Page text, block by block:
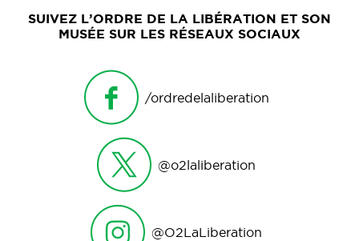
SUIVEZ L’ORDRE DE LA LIBÉRATION ET SON
MUSÉE SUR LES RÉSEAUX SOCIAUX
/ordredelaliberation
@o2laliberation
@O2LaLiberation